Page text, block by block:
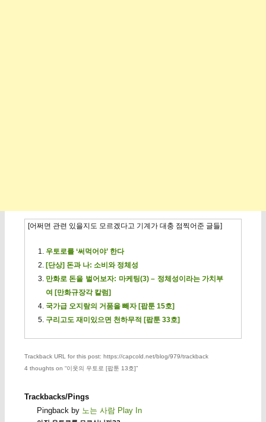
[어쩌면 관련 있을지도 모르겠다고 기계가 대충 점찍어준 글들]
우토로를 ‘써먹어야’ 한다
[단상] 돈과 나: 소비와 정체성
만화로 돈을 벌어보자: 마케팅(3) – 정체성이라는 가치부
여 [만화규장각 칼럼]
국가급 오지랖의 거품을 빼자 [팝툰 15호]
구리고도 재미있으면 천하무적 [팝툰 33호]
Trackback URL for this post: https://capcold.net/blog/979/trackback
4 thoughts on “이웃의 우토로 [팝툰 13호]”
Trackbacks/Pings
Pingback by 노는 사람 Play In